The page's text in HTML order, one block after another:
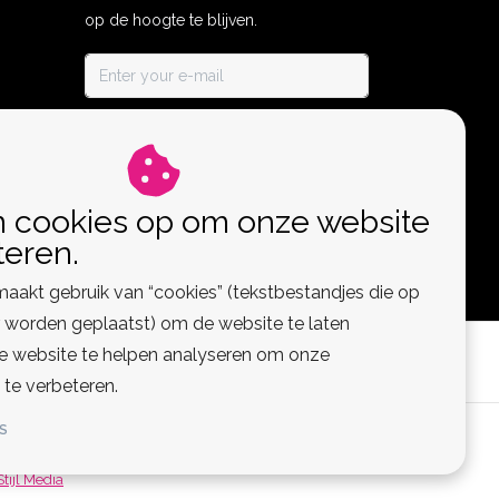
op de hoogte te blijven.
Media
cookies op om onze website
gebruik van “cookies” (tekstbestandjes die op
geplaatst) om de website te laten
website te helpen analyseren om onze
verbeteren.